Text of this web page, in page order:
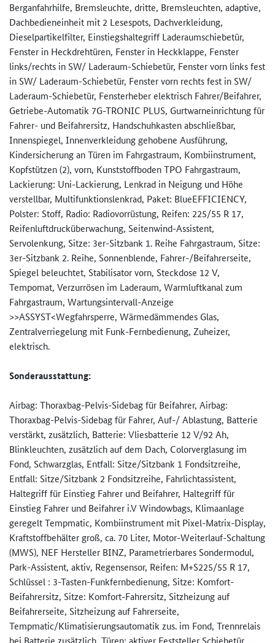
Berganfahrhilfe, Bremsleuchte, dritte, Bremsleuchten, adaptive,
Dachbedieneinheit mit 2 Lesespots, Dachverkleidung,
Dieselpartikelfilter, Einstiegshaltegriff Laderaumschiebetür,
Fenster in Heckdrehtüren, Fenster in Heckklappe, Fenster
links/rechts in SW/ Laderaum-Schiebetür, Fenster vorn links fest
in SW/ Laderaum-Schiebetür, Fenster vorn rechts fest in SW/
Laderaum-Schiebetür, Fensterheber elektrisch Fahrer/Beifahrer,
Getriebe-Automatik 7G-TRONIC PLUS, Gurtwarneinrichtung für
Fahrer- und Beifahrersitz, Handschuhkasten abschließbar,
Innenspiegel, Innenverkleidung gehobene Ausführung,
Kindersicherung an Türen im Fahrgastraum, Kombiinstrument,
Kopfstützen (2), vorn, Kunststoffboden TPO Fahrgastraum,
Lackierung: Uni-Lackierung, Lenkrad in Neigung und Höhe
verstellbar, Multifunktionslenkrad, Paket: BlueEFFICIENCY,
Polster: Stoff, Radio: Radiovorrüstung, Reifen: 225/55 R 17,
Reifenluftdrucküberwachung, Seitenwind-Assistent,
Servolenkung, Sitze: 3er-Sitzbank 1. Reihe Fahrgastraum, Sitze:
3er-Sitzbank 2. Reihe, Sonnenblende, Fahrer-/Beifahrerseite,
Spiegel beleuchtet, Stabilisator vorn, Steckdose 12 V,
Tempomat, Verzurrösen im Laderaum, Warmluftkanal zum
Fahrgastraum, Wartungsintervall-Anzeige
>>ASSYST<Wegfahrsperre, Wärmedämmendes Glas,
Zentralverriegelung mit Funk-Fernbedienung, Zuheizer,
elektrisch.
Sonderausstattung:
Airbag: Thoraxbag-Pelvis-Sidebag für Beifahrer, Airbag:
Thoraxbag-Pelvis-Sidebag für Fahrer, Auf-/ Ablastung, Batterie
verstärkt, zusätzlich, Batterie: Vliesbatterie 12 V/92 Ah,
Blinkleuchten, zusätzlich auf dem Dach, Colorverglasung im
Fond, Schwarzglas, Entfall: Sitze/Sitzbank 1 Fondsitzreihe,
Entfall: Sitze/Sitzbank 2 Fondsitzreihe, Fahrlichtassistent,
Haltegriff für Einstieg Fahrer und Beifahrer, Haltegriff für
Einstieg Fahrer und Beifahrer i.V Windowbags, Klimaanlage
geregelt Tempmatic, Kombiinstrument mit Pixel-Matrix-Display,
Kraftstoffbehälter groß, ca. 70 Liter, Motor-Weiterlauf-Schaltung
(MWS), NEF Hersteller BINZ, Parametrierbares Sondermodul,
Park-Assistent, aktiv, Regensensor, Reifen: M+S225/55 R 17,
Schlüssel : 3-Tasten-Funkfernbedienung, Sitze: Komfort-
Beifahrersitz, Sitze: Komfort-Fahrersitz, Sitzheizung auf
Beifahrerseite, Sitzheizung auf Fahrerseite,
Tempmatic/Klimatisierungsautom­atik zus. im Fond, Trennrelais
bei Batterie zusätzlich, Türen: aktiver Feststeller Schiebetür